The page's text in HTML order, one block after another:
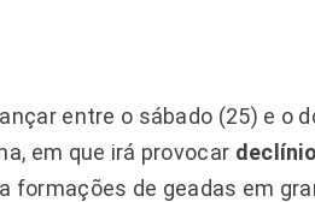
entre o sábado (25) e o
em que irá provocar
formações de geadas em